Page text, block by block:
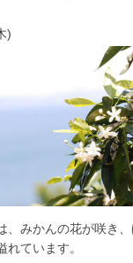
)
、みかんの花が咲き
ています。